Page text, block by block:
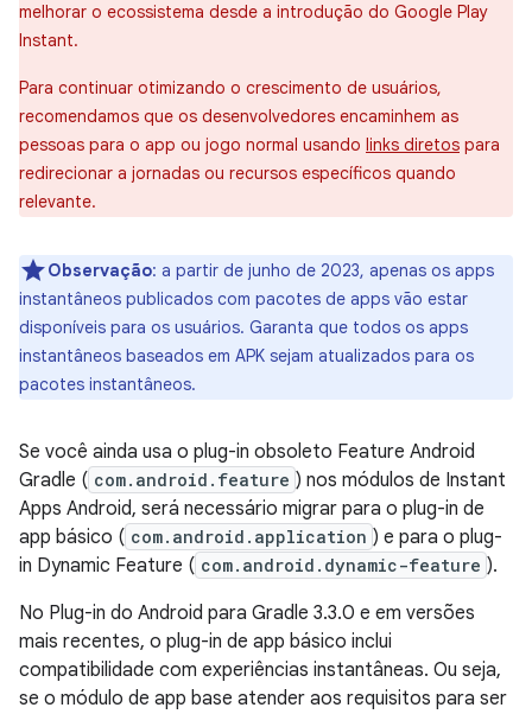
melhorar o ecossistema desde a introdução do Google Play
Instant.
Para continuar otimizando o crescimento de usuários,
recomendamos que os desenvolvedores encaminhem as
pessoas para o app ou jogo normal usando links diretos para
redirecionar a jornadas ou recursos específicos quando
relevante.
Observação: a partir de junho de 2023, apenas os apps
instantâneos publicados com pacotes de apps vão estar
disponíveis para os usuários. Garanta que todos os apps
instantâneos baseados em APK sejam atualizados para os
pacotes instantâneos.
Se você ainda usa o plug-in obsoleto Feature Android
Gradle ( com.android.feature ) nos módulos de Instant
Apps Android, será necessário migrar para o plug-in de
app básico ( com.android.application ) e para o plug-
in Dynamic Feature ( com.android.dynamic-feature ).
No Plug-in do Android para Gradle 3.3.0 e em versões
mais recentes, o plug-in de app básico inclui
compatibilidade com experiências instantâneas. Ou seja,
se o módulo de app base atender aos requisitos para ser